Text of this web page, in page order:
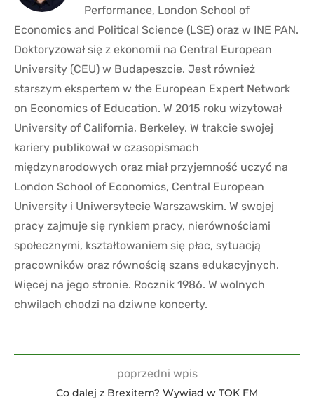
Performance, London School of
Economics and Political Science (LSE) oraz w INE PAN.
Doktoryzował się z ekonomii na Central European
University (CEU) w Budapeszcie. Jest również
starszym ekspertem w the European Expert Network
on Economics of Education. W 2015 roku wizytował
University of California, Berkeley. W trakcie swojej
kariery publikował w czasopismach
międzynarodowych oraz miał przyjemność uczyć na
London School of Economics, Central European
University i Uniwersytecie Warszawskim. W swojej
pracy zajmuje się rynkiem pracy, nierównościami
społecznymi, kształtowaniem się płac, sytuacją
pracowników oraz równością szans edukacyjnych.
Więcej na jego stronie. Rocznik 1986. W wolnych
chwilach chodzi na dziwne koncerty.
poprzedni wpis
Co dalej z Brexitem? Wywiad w TOK FM